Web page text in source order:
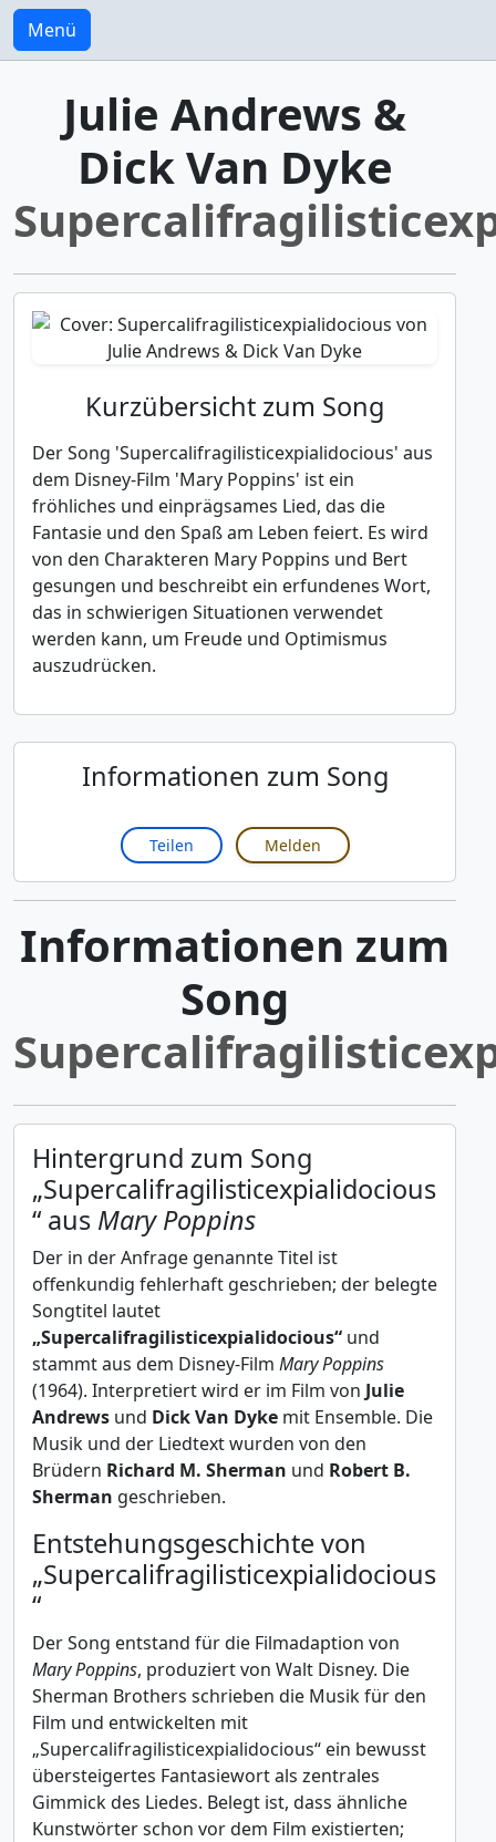
Menü
Julie Andrews &
Dick Van Dyke
Kurzübersicht zum Song
Der Song 'Supercalifragilisticexpialidocious' aus
dem Disney-Film 'Mary Poppins' ist ein
fröhliches und einprägsames Lied, das die
Fantasie und den Spaß am Leben feiert. Es wird
von den Charakteren Mary Poppins und Bert
gesungen und beschreibt ein erfundenes Wort,
das in schwierigen Situationen verwendet
werden kann, um Freude und Optimismus
auszudrücken.
Informationen zum Song
Teilen Melden
Informationen zum
Song
Hintergrund zum Song
„Supercalifragilisticexpialidocious
“ aus Mary Poppins
Der in der Anfrage genannte Titel ist
offenkundig fehlerhaft geschrieben; der belegte
Songtitel lautet
„Supercalifragilisticexpialidocious“ und
stammt aus dem Disney-Film Mary Poppins
(1964). Interpretiert wird er im Film von Julie
Andrews und Dick Van Dyke mit Ensemble. Die
Musik und der Liedtext wurden von den
Brüdern Richard M. Sherman und Robert B.
Sherman geschrieben.
Entstehungsgeschichte von
„Supercalifragilisticexpialidocious
“
Der Song entstand für die Filmadaption von
Mary Poppins, produziert von Walt Disney. Die
Sherman Brothers schrieben die Musik für den
Film und entwickelten mit
„Supercalifragilisticexpialidocious“ ein bewusst
übersteigertes Fantasiewort als zentrales
Gimmick des Liedes. Belegt ist, dass ähnliche
Kunstwörter schon vor dem Film existierten;